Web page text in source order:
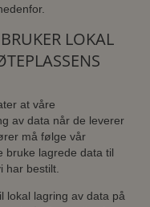
LOKAL
at våre
av data når de leverer
må følge vår
bruke lagrede data til
har bestilt.
lokal lagring av data på